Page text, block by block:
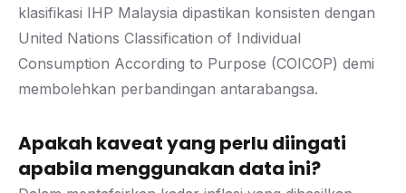
klasifikasi IHP Malaysia dipastikan konsisten dengan
United Nations Classification of Individual
Consumption According to Purpose (COICOP) demi
membolehkan perbandingan antarabangsa.
Apakah kaveat yang perlu diingati
apabila menggunakan data ini?